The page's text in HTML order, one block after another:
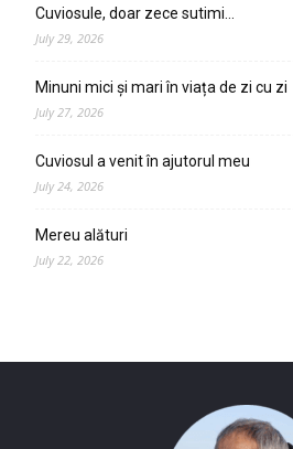
Cuviosule, doar zece sutimi…
July 29, 2026
Minuni mici și mari în viața de zi cu zi
July 27, 2026
Cuviosul a venit în ajutorul meu
July 24, 2026
Mereu alături
July 22, 2026